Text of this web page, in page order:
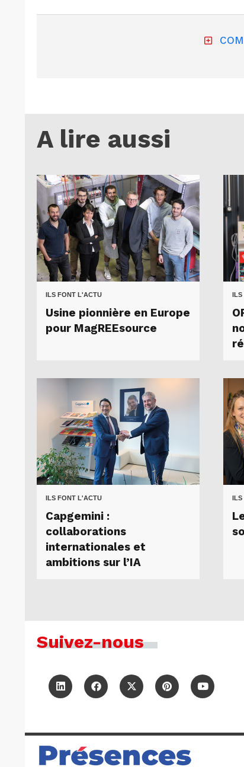
A lire aussi
ILS FONT L'ACTU
Usine pionnière en Europe
pour MagREEsource
ILS FONT L'ACTU
Capgemini :
collaborations
internationales et
ambitions sur l’IA
Suivez-nous